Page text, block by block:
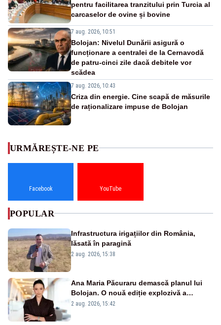
pentru facilitarea tranzitului prin Turcia al
carcaselor de ovine și bovine
7 aug. 2026, 10:51
Bolojan: Nivelul Dunării asigură o
funcționare a centralei de la Cernavodă
de patru-cinci zile dacă debitele vor
scădea
7 aug. 2026, 10:43
Criza din energie. Cine scapă de măsurile
de raționalizare impuse de Bolojan
URMĂREȘTE-NE PE
Facebook YouTube
POPULAR
Infrastructura irigațiilor din România,
lăsată în paragină
2 aug. 2026, 15:38
Ana Maria Păcuraru demască planul lui
Bolojan. O nouă ediție explozivă a
emisiunii „Miza Zilei” la Realitatea PLUS
2 aug. 2026, 15:42